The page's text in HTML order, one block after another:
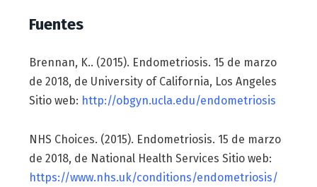
Fuentes
Brennan, K.. (2015). Endometriosis. 15 de marzo
de 2018, de University of California, Los Angeles
Sitio web: http://obgyn.ucla.edu/endometriosis
NHS Choices. (2015). Endometriosis. 15 de marzo
de 2018, de National Health Services Sitio web:
https://www.nhs.uk/conditions/endometriosis/